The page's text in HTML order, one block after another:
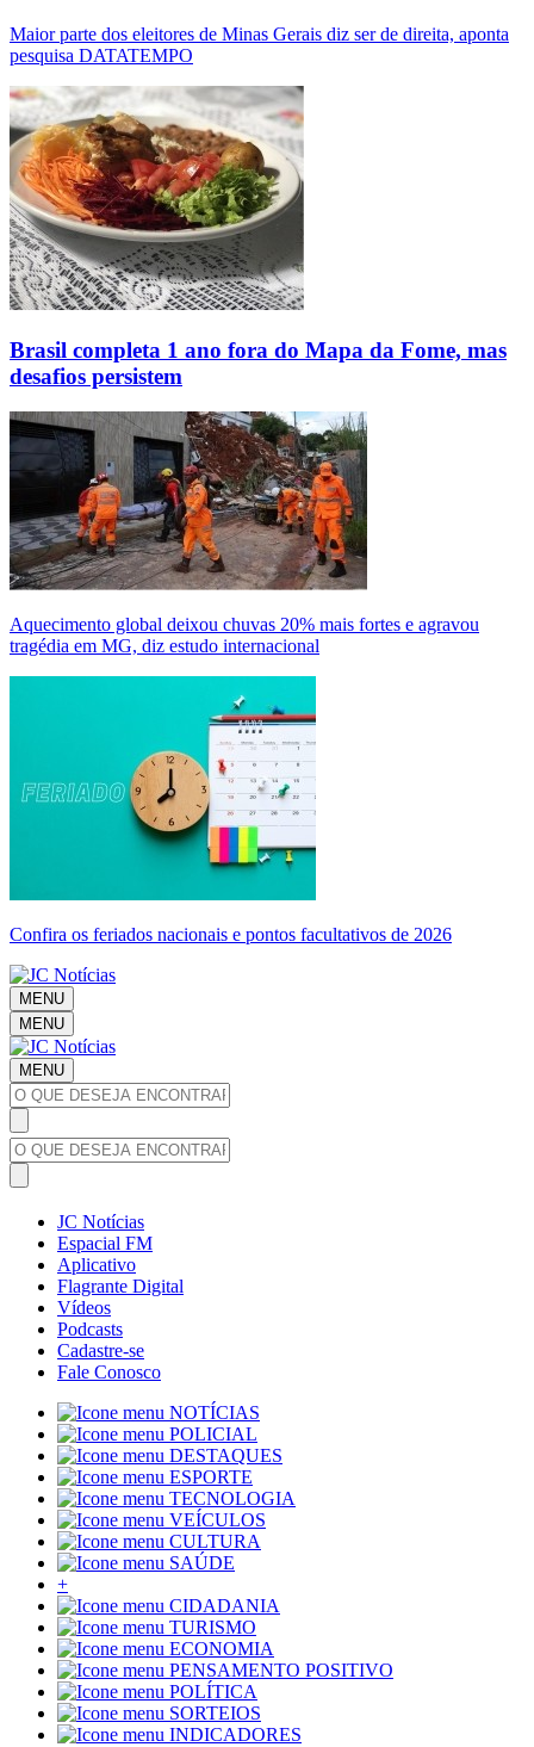
Maior parte dos eleitores de Minas Gerais diz ser de direita, aponta
pesquisa DATATEMPO
Brasil completa 1 ano fora do Mapa da Fome, mas
desafios persistem
Aquecimento global deixou chuvas 20% mais fortes e agravou
tragédia em MG, diz estudo internacional
Confira os feriados nacionais e pontos facultativos de 2026
MENU
MENU
MENU
JC Notícias
Espacial FM
Aplicativo
Flagrante Digital
Vídeos
Podcasts
Cadastre-se
Fale Conosco
NOTÍCIAS
POLICIAL
DESTAQUES
ESPORTE
TECNOLOGIA
VEÍCULOS
CULTURA
SAÚDE
+
CIDADANIA
TURISMO
ECONOMIA
PENSAMENTO POSITIVO
POLÍTICA
SORTEIOS
INDICADORES